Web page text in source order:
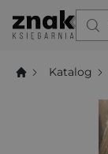
Katalog